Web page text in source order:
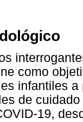
como
infantiles
de
19,